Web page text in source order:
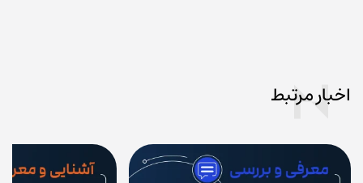
اخبار مرتبط